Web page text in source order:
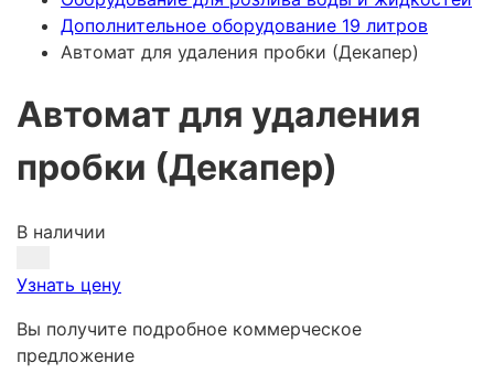
Дополнительное оборудование 19 литров
Автомат для удаления пробки (Декапер)
Автомат для удаления
пробки (Декапер)
В наличии
Узнать цену
Вы получите подробное коммерческое
предложение